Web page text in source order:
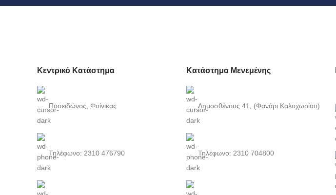
Κεντρικό Κατάστημα
Ποσειδώνος, Φοίνικας
Τηλέφωνο: 2310 476790
Κατάστημα Μενεμένης
Δημοσθένους 41, (Φανάρι Καλοχωρίου)
Τηλέφωνο: 2310 704800